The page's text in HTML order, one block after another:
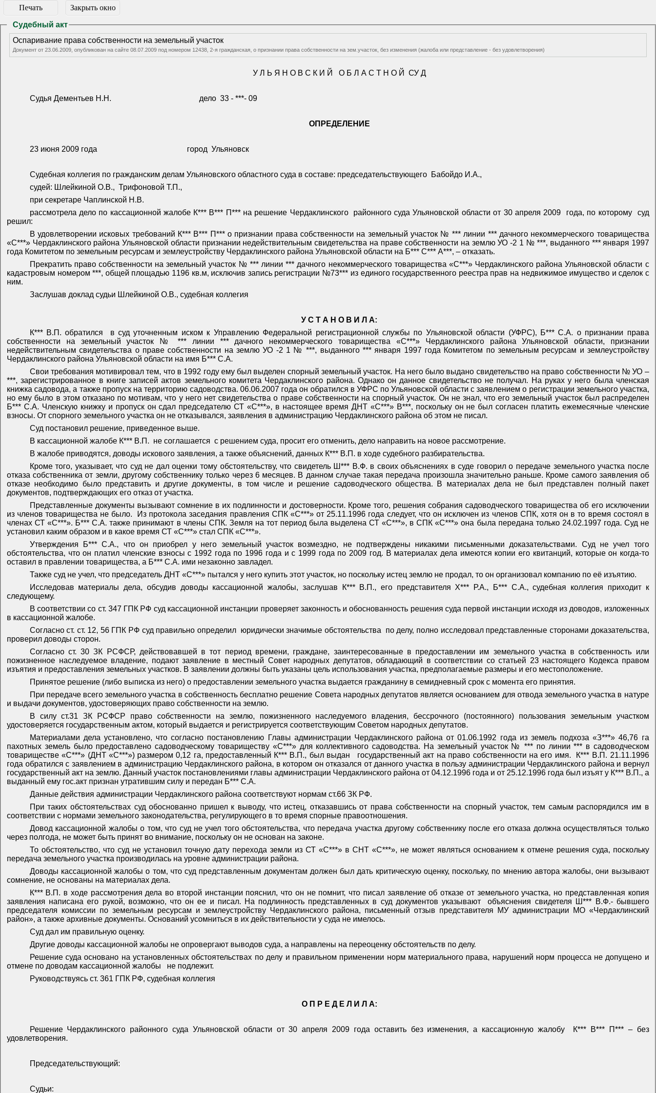
Печать Закрыть окно
Судебный акт
Оспаривание права собственности на земельный участок
Документ от 23.06.2009, опубликован на сайте 08.07.2009 под номером 12438, 2-я гражданская, о признании права собственности на зем.участок, без изменения (жалоба или представление - без удовлетворения)
У Л Ь Я Н О В С К И Й О Б Л А С Т Н О Й СУ Д
Судья Дементьев Н.Н. дело 33 - ***- 09
ОПРЕДЕЛЕНИЕ
23 июня 2009 года город Ульяновск
Судебная коллегия по гражданским делам Ульяновского областного суда в составе: председательствующего Бабойдо И.А.,
судей: Шлейкиной О.В., Трифоновой Т.П.,
при секретаре Чаплинской Н.В.
рассмотрела дело по кассационной жалобе К*** В*** П*** на решение Чердаклинского
районного суда Ульяновской области от 30 апреля 2009 года, по которому
суд
решил:
В удовлетворении исковых требований К*** В*** П*** о признании права собственности на земельный участок № *** линии *** дачного некоммерческого товарищества
«С***» Чердаклинского района Ульяновской области признании недействительным свидетельства на праве собственности на землю УО -2 1 № ***, выданного *** января 1997
года Комитетом по земельным ресурсам и землеустройству Чердаклинского района Ульяновской области на Б*** С*** А***, – отказать.
Прекратить право собственности на земельный участок № *** линии *** дачного некоммерческого товарищества «С***» Чердаклинского района Ульяновской области с
кадастровым номером ***, общей площадью 1196 кв.м, исключив запись регистрации №73*** из единого государственного реестра прав на недвижимое имущество и сделок с
ним.
Заслушав доклад судьи Шлейкиной О.В., судебная коллегия
У С Т А Н О В И Л А:
К*** В.П. обратился
в суд уточненным иском к Управлению Федеральной регистрационной службы по Ульяновской области (УФРС), Б*** С.А. о признании права
собственности на земельный участок № *** линии *** дачного некоммерческого товарищества «С***» Чердаклинского района Ульяновской области, признании
недействительным свидетельства о праве собственности на землю УО -2 1 № ***, выданного *** января 1997 года Комитетом по земельным ресурсам и землеустройству
Чердаклинского района Ульяновской области на имя Б*** С.А.
Свои требования мотивировал тем, что в 1992 году ему был выделен спорный земельный участок. На него было выдано свидетельство на право собственности № УО –
***, зарегистрированное в книге записей актов земельного комитета Чердаклинского района. Однако он данное свидетельство не получал. На руках у него была членская
книжка садовода, а также пропуск на территорию садоводства. 06.06.2007 года он обратился в УФРС по Ульяновской области с заявлением о регистрации земельного участка,
но ему было в этом отказано по мотивам, что у него нет свидетельства о праве собственности на спорный участок. Он не знал, что его земельный участок был распределен
Б*** С.А. Членскую книжку и пропуск он сдал председателю СТ «С***», в настоящее время ДНТ «С***» В***, поскольку он не был согласен платить ежемесячные членские
взносы. От спорного земельного участка он не отказывался, заявления в администрацию Чердаклинского района об этом не писал.
Суд постановил решение, приведенное выше.
В кассационной жалобе К*** В.П. не соглашается с решением суда, просит его отменить, дело направить на новое рассмотрение.
В жалобе приводятся, доводы искового заявления, а также объяснений, данных К*** В.П. в ходе судебного разбирательства.
Кроме того, указывает, что суд не дал оценки тому обстоятельству, что свидетель Ш*** В.Ф. в своих объяснениях в суде говорил о передаче земельного участка после
отказа собственника от земли, другому собственнику только через 6 месяцев. В данном случае такая передача произошла значительно раньше. Кроме самого заявления об
отказе необходимо было представить и другие документы, в том числе и решение садоводческого общества. В материалах дела не был представлен полный пакет
документов, подтверждающих его отказ от участка.
Представленные документы вызывают сомнение в их подлинности и достоверности. Кроме того, решения собрания садоводческого товарищества об его исключении
из членов товарищества не было.
Из протокола заседания правления СПК «С***» от 25.11.1996 года следует, что он исключен из членов СПК, хотя он в то время состоял в
членах СТ «С***». Б*** С.А. также принимают в члены СПК. Земля на тот период была выделена СТ «С***», в СПК «С***» она была передана только 24.02.1997 года. Суд не
установил каким образом и в какое время СТ «С***» стал СПК «С***».
Утверждения Б*** С.А., что он приобрел у него земельный участок возмездно, не подтверждены никакими письменными доказательствами. Суд не учел того
обстоятельства, что он платил членские взносы с 1992 года по 1996 года и с 1999 года по 2009 год. В материалах дела имеются копии его квитанций, которые он когда-то
оставил в правлении товарищества, а Б*** С.А. ими незаконно завладел.
Также суд не учел, что председатель ДНТ «С***» пытался у него купить этот участок, но поскольку истец землю не продал, то он организовал компанию по её изъятию.
Исследовав материалы дела, обсудив доводы кассационной жалобы, заслушав К*** В.П., его представителя Х*** Р.А., Б*** С.А., судебная коллегия приходит к
следующему.
В соответствии со ст. 347 ГПК РФ суд кассационной инстанции проверяет законность и обоснованность решения суда первой инстанции исходя из доводов, изложенных
в кассационной жалобе.
Согласно ст. ст. 12, 56 ГПК РФ суд правильно определил
юридически значимые обстоятельства
по делу, полно исследовал представленные сторонами доказательства,
проверил доводы сторон.
Согласно ст. 30 ЗК РСФСР, действовавшей в тот период времени, граждане, заинтересованные в предоставлении им земельного участка в собственность или
пожизненное наследуемое владение, подают заявление в местный Совет народных депутатов, обладающий в соответствии со статьей 23 настоящего Кодекса правом
изъятия и предоставления земельных участков. В заявлении должны быть указаны цель использования участка, предполагаемые размеры и его местоположение.
Принятое решение (либо выписка из него) о предоставлении земельного участка выдается гражданину в семидневный срок с момента его принятия.
При передаче всего земельного участка в собственность бесплатно решение Совета народных депутатов является основанием для отвода земельного участка в натуре
и выдачи документов, удостоверяющих право собственности на землю.
В силу ст.31 ЗК РСФСР право собственности на землю, пожизненного наследуемого владения, бессрочного (постоянного) пользования земельным участком
удостоверяется государственным актом, который выдается и регистрируется соответствующим Советом народных депутатов.
Материалами дела установлено, что согласно постановлению Главы администрации Чердаклинского района от 01.06.1992 года из земель подхоза «З***» 46,76 га
пахотных земель было предоставлено садоводческому товариществу «С***» для коллективного садоводства. На земельный участок № *** по линии *** в садоводческом
товариществе «С***» (ДНТ «С***») размером 0,12 га, предоставленный К*** В.П., был выдан
государственный акт на право собственности на его имя.
К*** В.П. 21.11.1996
года обратился с заявлением в администрацию Чердаклинского района, в котором он отказался от данного участка в пользу администрации Чердаклинского района и вернул
государственный акт на землю. Данный участок постановлениями главы администрации Чердаклинского района от 04.12.1996 года и от 25.12.1996 года был изъят у К*** В.П., а
выданный ему гос.акт признан утратившим силу и передан Б*** С.А.
Данные действия администрации Чердаклинского района соответствуют нормам ст.66 ЗК РФ.
При таких обстоятельствах суд обоснованно пришел к выводу, что истец, отказавшись от права собственности на спорный участок, тем самым распорядился им в
соответствии с нормами земельного законодательства, регулирующего в то время спорные правоотношения.
Довод кассационной жалобы о том, что суд не учел того обстоятельства, что передача участка другому собственнику после его отказа должна осуществляться только
через полгода, не может быть принят во внимание, поскольку он не основан на законе.
То обстоятельство, что суд не установил точную дату перехода земли из СТ «С***» в СНТ «С***», не может являться основанием к отмене решения суда, поскольку
передача земельного участка производилась на уровне администрации района.
Доводы кассационной жалобы о том, что суд представленным документам должен был дать критическую оценку, поскольку, по мнению автора жалобы, они вызывают
сомнение, не основаны на материалах дела.
К*** В.П. в ходе рассмотрения дела во второй инстанции пояснил, что он не помнит, что писал заявление об отказе от земельного участка, но представленная копия
заявления написана его рукой, возможно, что он ее и писал. На подлинность представленных в суд документов указывают
объяснения свидетеля Ш*** В.Ф.- бывшего
председателя комиссии по земельным ресурсам и землеустройству Чердаклинского района, письменный отзыв представителя МУ администрации МО «Чердаклинский
район», а также архивные документы. Оснований усомниться в их действительности у суда не имелось.
Суд дал им правильную оценку.
Другие доводы кассационной жалобы не опровергают выводов суда, а направлены на переоценку обстоятельств по делу.
Решение суда основано на установленных обстоятельствах по делу и правильном применении норм материального права, нарушений норм процесса не допущено и
отмене по доводам кассационной жалобы
не подлежит.
Руководствуясь ст. 361 ГПК РФ, судебная коллегия
О П Р Е Д Е Л И Л А:
Решение Чердаклинского районного суда Ульяновской области от 30 апреля 2009 года оставить без изменения, а кассационную жалобу
К*** В*** П*** – без
удовлетворения.
Председательствующий:
Судьи: